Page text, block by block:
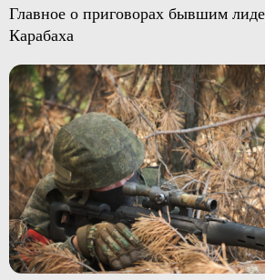
Главное о приговорах бывшим
Карабаха